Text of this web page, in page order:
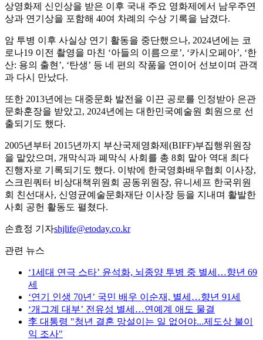
상영화제 신인상을 받은 이후 국내 주요 영화제에서 남우주연
상과 연기상을 포함해 40여 차례의 수상 기록을 남겼다.
암 투병 이후 사실상 연기 활동을 중단했으나, 2024년에는 코
로나19 이전 촬영을 마친 ‘아들의 이름으로’, ‘카시오페아’, ‘한
산: 용의 출현’, ‘탄생’ 등 네 편의 작품을 연이어 선보이며 관객
과 다시 만났다.
또한 2013년에는 대중문화 발전을 이끈 공로를 인정받아 은관
문화훈장을 받았고, 2024년에는 대한민국예술원 회원으로 선
출되기도 했다.
2005년부터 2015년까지 부산국제영화제(BIFF)부집행위원장
을 맡았으며, 개막식과 폐막식 사회를 총 8회 맡아 역대 최다
진행자로 기록되기도 했다. 이밖에 한국영화배우협회 이사장,
스크린쿼터 비상대책위원회 공동위원장, 유니세프 한국위원
회 친선대사, 신영균예술문화재단 이사장 등을 지내며 활발한
사회 공헌 활동도 펼쳤다.
손효정 기자shjlife@etoday.co.kr
관련 뉴스
‘1세대 연극 스타’ 윤석화, 뇌종양 투병 중 별세…향년 69
세
‘연기 인생 70년’ 국민 배우 이순재, 별세…향년 91세
‘개그계 대부’ 전유성 별세…연예계 애도 물결
李 대통령 "청년 결혼 망설이는 일 없어야...제도상 불이
익 조사"